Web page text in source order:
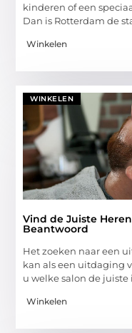
kinderen of een
Dan is Rotterdam de
Winkelen
WINKELEN
Vind de Juiste
Beantwoord
Het zoeken naar een
kan als een uitdaging
u welke salon de juiste
Winkelen